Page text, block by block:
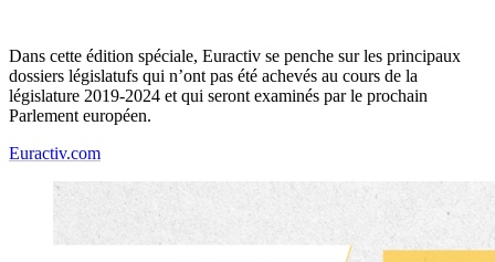
Dans cette édition spéciale, Euractiv se penche sur les principaux
dossiers législatufs qui n’ont pas été achevés au cours de la
législature 2019-2024 et qui seront examinés par le prochain
Parlement européen.
Euractiv.com